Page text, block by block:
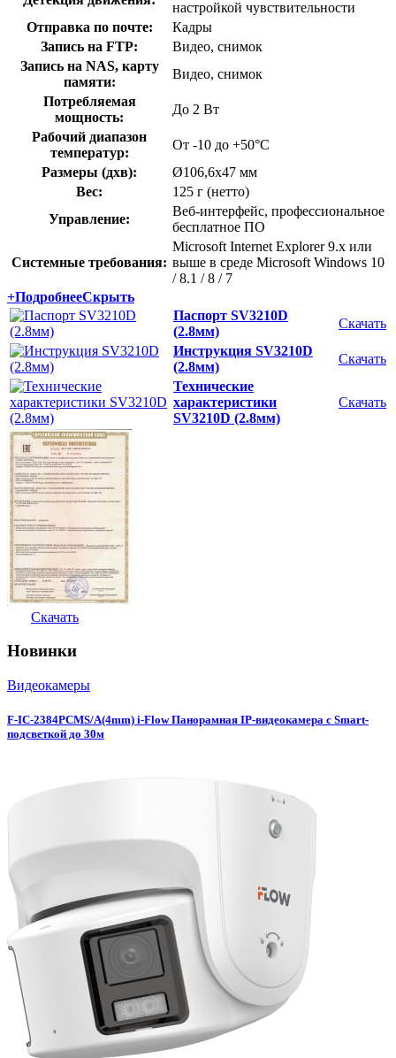
настройкой чувствительности
Отправка по почте:
Кадры
Запись на FTP:
Видео, снимок
Запись на NAS, карту
памяти:
Видео, снимок
Потребляемая
мощность:
До 2 Вт
Рабочий диапазон
температур:
От -10 до +50°С
Размеры (дхв):
Ø106,6х47 мм
Вес:
125 г (нетто)
Управление:
Веб-интерфейс, профессиональное
бесплатное ПО
Системные требования:
Microsoft Internet Explorer 9.x или
выше в среде Microsoft Windows 10
/ 8.1 / 8 / 7
+ПодробнееСкрыть
Паспорт SV3210D
(2.8мм)
Скачать
Инструкция SV3210D
(2.8мм)
Скачать
Технические
характеристики
SV3210D (2.8мм)
Скачать
Скачать
Новинки
Видеокамеры
F-IC-2384PCMS/A(4mm) i-Flow Панорамная IP-видеокамера с Smart-
подсветкой до 30м